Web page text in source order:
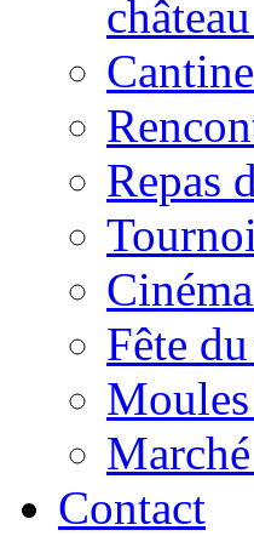
Repas
Fête
Contact